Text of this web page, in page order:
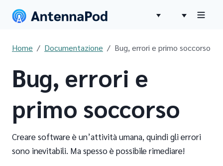
Home Documentazione Bug, errori e primo soccorso
Bug, errori e
primo soccorso
Creare software è un’attività umana, quindi gli errori
sono inevitabili. Ma spesso è possibile rimediare!